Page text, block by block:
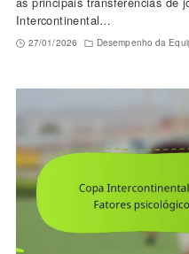
Intercontinental…
27/01/2026 Desempenho da